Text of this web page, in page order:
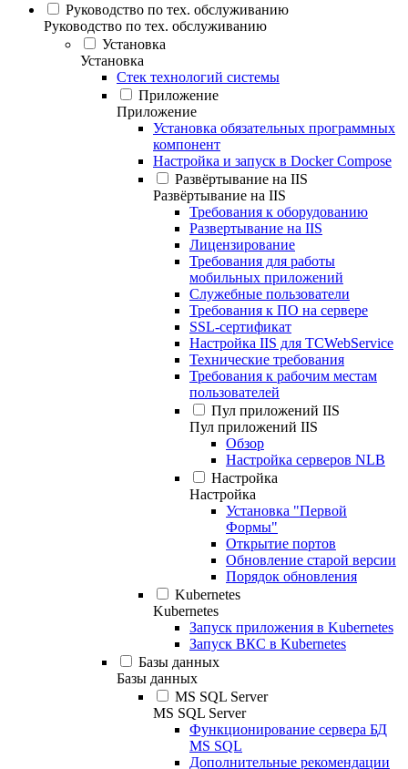
Руководство по тех. обслуживанию
Руководство по тех. обслуживанию
Установка
Установка
Стек технологий системы
Приложение
Приложение
Установка обязательных программных
компонент
Настройка и запуск в Docker Compose
Развёртывание на IIS
Развёртывание на IIS
Требования к оборудованию
Развертывание на IIS
Лицензирование
Требования для работы
мобильных приложений
Служебные пользователи
Требования к ПО на сервере
SSL-сертификат
Настройка IIS для TCWebService
Технические требования
Требования к рабочим местам
пользователей
Пул приложений IIS
Пул приложений IIS
Обзор
Настройка серверов NLB
Настройка
Настройка
Установка "Первой
Формы"
Открытие портов
Обновление старой версии
Порядок обновления
Kubernetes
Kubernetes
Запуск приложения в Kubernetes
Запуск ВКС в Kubernetes
Базы данных
Базы данных
MS SQL Server
MS SQL Server
Функционирование сервера БД
MS SQL
Дополнительные рекомендации